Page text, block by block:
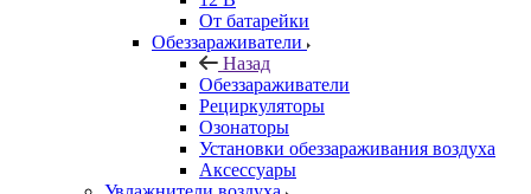
От батарейки
Обеззараживатели
Назад
Обеззараживатели
Рециркуляторы
Озонаторы
Установки обеззараживания воздуха
Аксессуары